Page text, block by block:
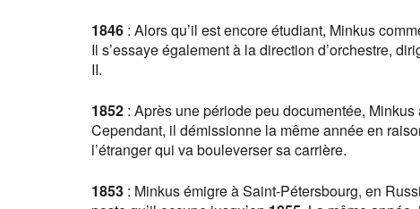
1846 : Alors qu’il est encore étudiant, Minkus
Il s’essaye également à la direction d’orchestre,
II.
1852 : Après une période peu documentée,
Cependant, il démissionne la même année en
l’étranger qui va bouleverser sa carrière.
1853 : Minkus émigre à Saint-Pétersbourg, en